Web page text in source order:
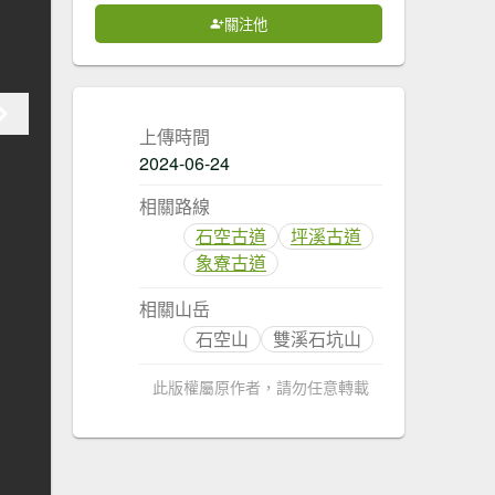
關注他
上傳時間
2024-06-24
相關路線
石空古道
坪溪古道
象寮古道
相關山岳
石空山
雙溪石坑山
此版權屬原作者，請勿任意轉載